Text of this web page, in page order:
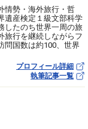
情勢・海外旅行・哲
遺産検定１級文部科学
したのち世界一周の旅
旅行を継続しながらフ
問国数は約100、世界
プロフィール詳細
執筆記事一覧